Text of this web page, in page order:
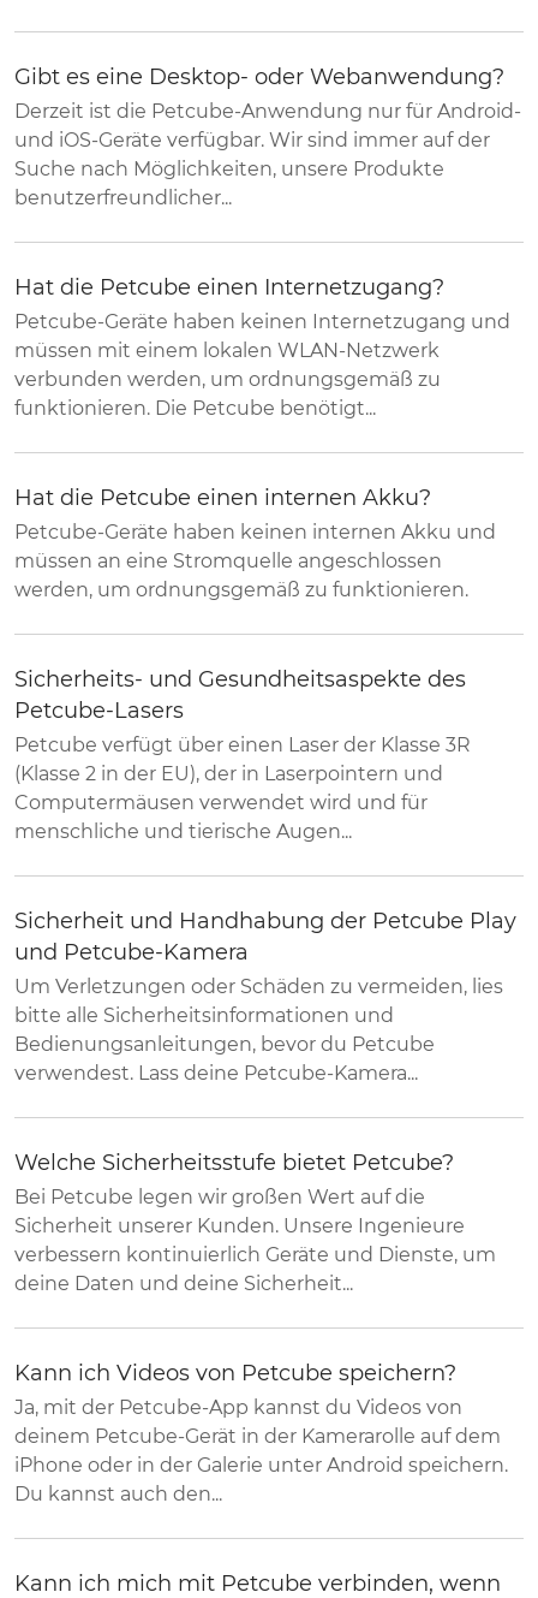
Gibt es eine Desktop- oder Webanwendung?
Derzeit ist die Petcube-Anwendung nur für Android-
und iOS-Geräte verfügbar. Wir sind immer auf der
Suche nach Möglichkeiten, unsere Produkte
benutzerfreundlicher...
Hat die Petcube einen Internetzugang?
Petcube-Geräte haben keinen Internetzugang und
müssen mit einem lokalen WLAN-Netzwerk
verbunden werden, um ordnungsgemäß zu
funktionieren. Die Petcube benötigt...
Hat die Petcube einen internen Akku?
Petcube-Geräte haben keinen internen Akku und
müssen an eine Stromquelle angeschlossen
werden, um ordnungsgemäß zu funktionieren.
Sicherheits- und Gesundheitsaspekte des
Petcube-Lasers
Petcube verfügt über einen Laser der Klasse 3R
(Klasse 2 in der EU), der in Laserpointern und
Computermäusen verwendet wird und für
menschliche und tierische Augen...
Sicherheit und Handhabung der Petcube Play
und Petcube-Kamera
Um Verletzungen oder Schäden zu vermeiden, lies
bitte alle Sicherheitsinformationen und
Bedienungsanleitungen, bevor du Petcube
verwendest. Lass deine Petcube-Kamera...
Welche Sicherheitsstufe bietet Petcube?
Bei Petcube legen wir großen Wert auf die
Sicherheit unserer Kunden. Unsere Ingenieure
verbessern kontinuierlich Geräte und Dienste, um
deine Daten und deine Sicherheit...
Kann ich Videos von Petcube speichern?
Ja, mit der Petcube-App kannst du Videos von
deinem Petcube-Gerät in der Kamerarolle auf dem
iPhone oder in der Galerie unter Android speichern.
Du kannst auch den...
Kann ich mich mit Petcube verbinden, wenn